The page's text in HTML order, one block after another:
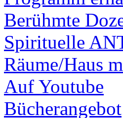
Berühmte
Spirituelle
Räume/Haus
Auf Youtube
Bücherangebot